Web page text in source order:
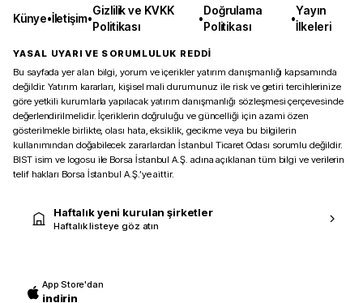
Künye•İletişim•
Gizlilik ve KVKK
Politikası
•
Doğrulama
Politikası
•
Yayın
İlkeleri
YASAL UYARI VE SORUMLULUK REDDİ
Bu sayfada yer alan bilgi, yorum ve içerikler yatırım danışmanlığı kapsamında
değildir. Yatırım kararları, kişisel mali durumunuz ile risk ve getiri tercihlerinize
göre yetkili kurumlarla yapılacak yatırım danışmanlığı sözleşmesi çerçevesinde
değerlendirilmelidir. İçeriklerin doğruluğu ve güncelliği için azami özen
gösterilmekle birlikte, olası hata, eksiklik, gecikme veya bu bilgilerin
kullanımından doğabilecek zararlardan İstanbul Ticaret Odası sorumlu değildir.
BIST isim ve logosu ile Borsa İstanbul A.Ş. adına açıklanan tüm bilgi ve verilerin
telif hakları Borsa İstanbul A.Ş.’ye aittir.
Haftalık yeni kurulan şirketler
Haftalık listeye göz atın
App Store'dan
indirin